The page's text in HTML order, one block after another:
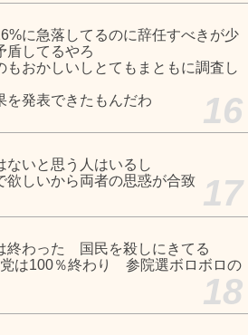
に急落してるのに辞任すべきが少
盾してるやろ
もおかしいしとてもまともに調査し
を発表できたもんだわ
16
ないと思う人はいるし
欲しいから両者の思惑が合致 17
終わった 国民を殺しにきてる
は100％終わり 参院選ボロボロの
18